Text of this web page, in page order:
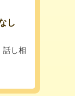
し
話し相